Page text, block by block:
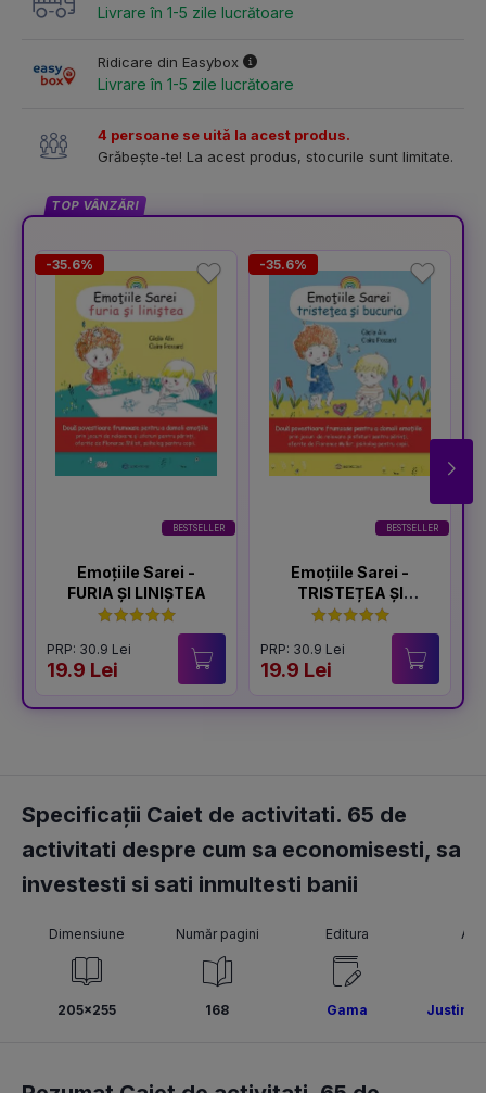
Livrare în 1-5 zile lucrătoare
Ridicare din Easybox
Livrare în 1-5 zile lucrătoare
4 persoane se uită la acest produs.
Grăbește-te! La acest produs, stocurile sunt limitate.
TOP VÂNZĂRI
BESTSELLER
-35.6%
Emoțiile Sarei -
FURIA ȘI LINIȘTEA
PRP: 30.9 Lei
19.9 Lei
BESTSELLER
-35.6%
Emoțiile Sarei -
TRISTEȚEA ȘI
BUCURIA
PRP: 30.9 Lei
19.9 Lei
Specificații Caiet de activitati. 65 de
activitati despre cum sa economisesti, sa
investesti si sati inmultesti banii
Dimensiune
205x255
Număr pagini
168
Editura
Gama Justine